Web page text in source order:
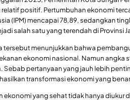
positif. Pertumbuhan ekonomi
(IPM) mencapai 78,89, sedangkan
salah satu yang terendah di Provinsi
tersebut menunjukkan bahwa
ekonomi nasional. Namun angka
Sebab pertanyaan yang jauh lebih
transformasi ekonomi yang
ekonomi yang sehat tidak hanya diukur